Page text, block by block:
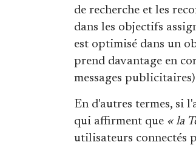
de recherche et les
dans les objectifs
est optimisé dans un
prend davantage en
messages
En d'autres termes, si
qui affirment que « la
utilisateurs connectés